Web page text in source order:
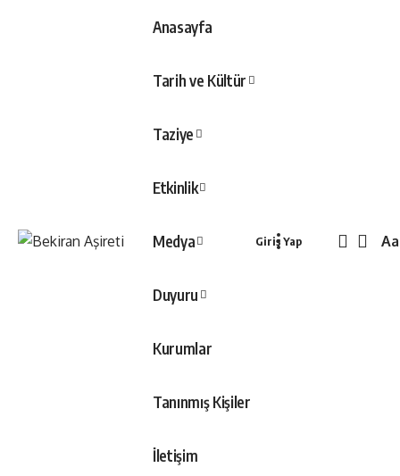
Anasayfa
Tarih ve Kültür
Taziye
Etkinlik
Medya
Duyuru
Kurumlar
Tanınmış Kişiler
İletişim
Giriş Yap Aa